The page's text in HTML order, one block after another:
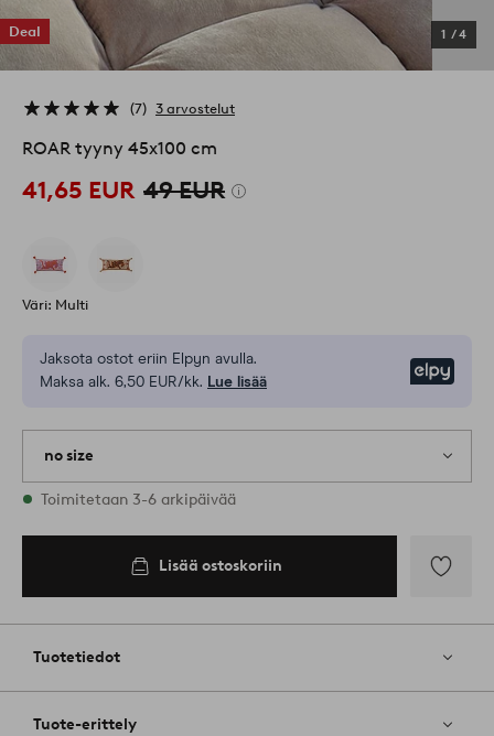
Deal 1 /4
7 3 arvostelut
ROAR tyyny 45x100 cm
41,65 EUR 49 EUR
Väri: Multi
Jaksota ostot eriin Elpyn avulla.
Maksa alk. 6,50 EUR/kk. Lue lisää
no size
Varastossa
Toimitetaan 3-6 arkipäivää
Lisää ostoskoriin
Tuotetiedot
Tuote-erittely